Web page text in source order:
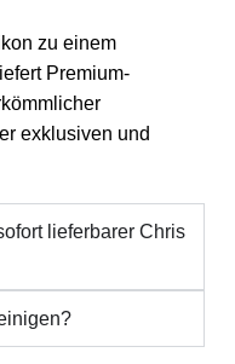
zu einem
Premium-
exklusiven und
lieferbarer Chris